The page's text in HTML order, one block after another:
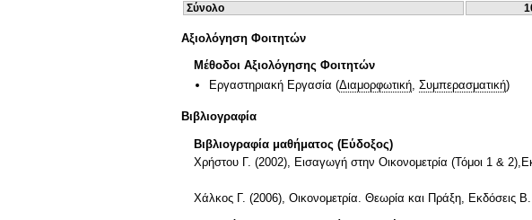
Σύνολο
Αξιολόγηση Φοιτητών
Μέθοδοι Αξιολόγησης Φοιτητών
Εργαστηριακή Εργασία (Διαμορφωτική, Συμπερασματική)
Βιβλιογραφία
Βιβλιογραφία μαθήματος (Εύδοξος)
Χρήστου Γ. (2002), Εισαγωγή στην Οικονομετρία (Τόμοι 1 &
Χάλκος Γ. (2006), Οικονομετρία. Θεωρία και Πράξη, Εκδόσεις